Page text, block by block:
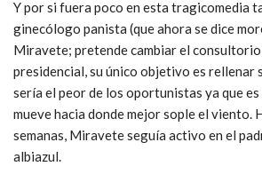
Y por si fuera poco en esta tragicomedia
ginecólogo panista (que ahora se dice
Miravete; pretende cambiar el
presidencial, su único objetivo es rellenar
sería el peor de los oportunistas ya que
mueve hacia donde mejor sople el viento.
semanas, Miravete seguía activo en el
albiazul.